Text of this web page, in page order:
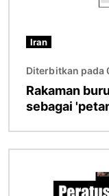
Iran
Diterbitkan pada
Rakaman
sebagai